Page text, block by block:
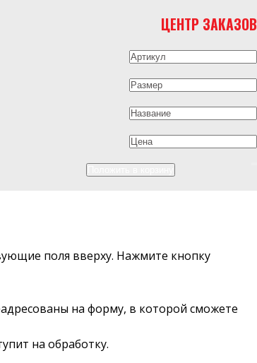
ЦЕНТР ЗАКАЗОВ
поля вверху. Нажмите кнопку
на форму, в которой сможете
на обработку.